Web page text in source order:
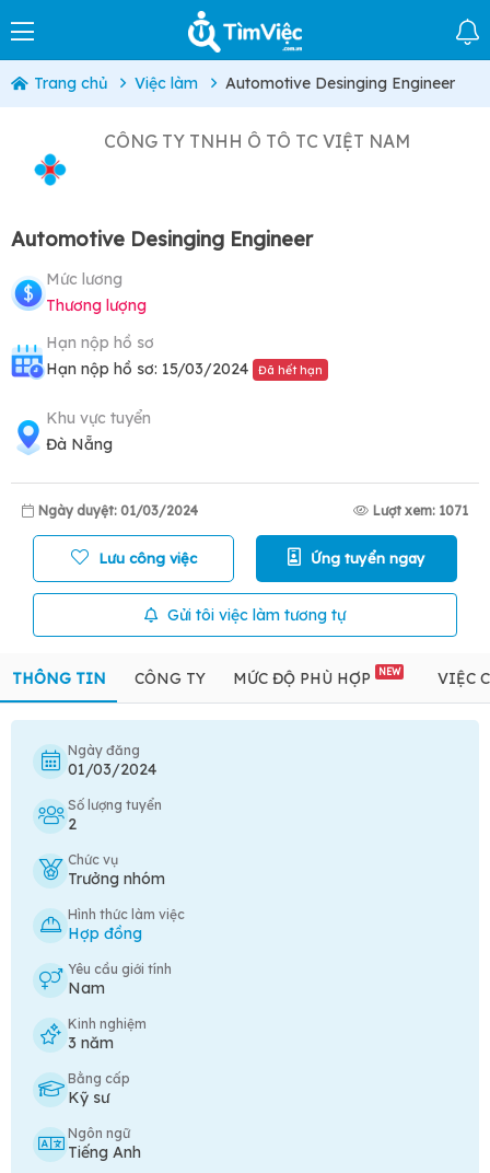
Trang chủ Việc làm Automotive Desinging Engineer
CÔNG TY TNHH Ô TÔ TC VIỆT NAM
Automotive Desinging Engineer
Mức lương
Thương lượng
Hạn nộp hồ sơ
Hạn nộp hồ sơ: 15/03/2024
Đã hết hạn
Khu vực tuyển
Đà Nẵng
Ngày duyệt: 01/03/2024 Lượt xem: 1071
Lưu công việc Ứng tuyển ngay
Gửi tôi việc làm tương tự
THÔNG TIN CÔNG TY MỨC ĐỘ PHÙ HỢP NEW VIỆC
Ngày đăng
01/03/2024
Số lượng tuyển
2
Chức vụ
Trưởng nhóm
Hình thức làm việc
Hợp đồng
Yêu cầu giới tính
Nam
Kinh nghiệm
3 năm
Bằng cấp
Kỹ sư
Ngôn ngữ
Tiếng Anh